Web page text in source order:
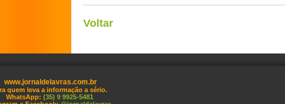
Voltar
www.jornaldelavras.com.br
quem leva a informação a sério.
WhatsApp: (35) 9 9925-5481